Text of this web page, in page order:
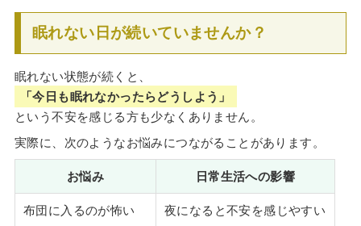
眠れない日が続いていませんか？
眠れない状態が続くと、
「今日も眠れなかったらどうしよう」
という不安を感じる方も少なくありません。
実際に、次のようなお悩みにつながることがあります。
お悩み 日常生活への影響
布団に入るのが怖い 夜になると不安を感じやすい